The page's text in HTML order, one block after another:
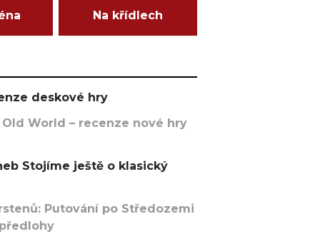
Na křídlech
deskové hry
World – recenze nové hry
Stojíme ještě o klasický
Putování po Středozemi